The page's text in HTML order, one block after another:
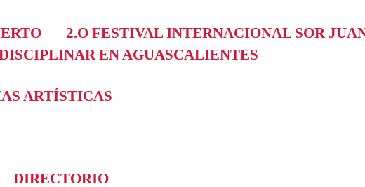
2.O FESTIVAL INTERNACIONAL SOR
EN AGUASCALIENTES
ARTÍSTICAS
DIRECTORIO
ESCENA 2026